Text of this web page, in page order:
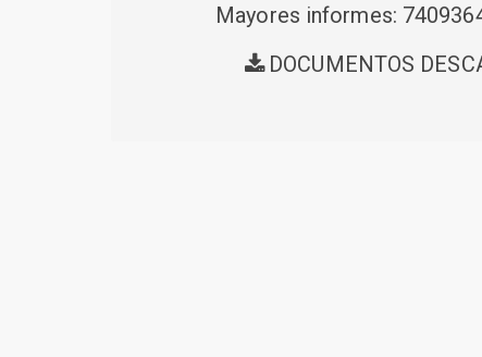
Mayores informes:
DOCUMENTOS